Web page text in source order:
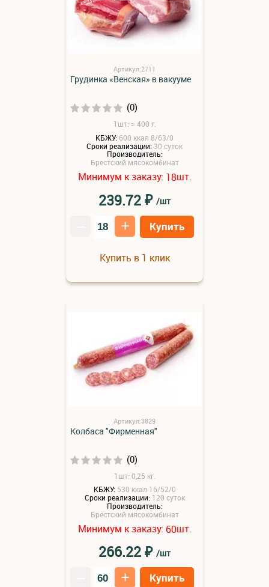
Артикул:2711
Грудинка «Венская» в вакууме
(0)
1шт: ≈ 400 г.
КБЖУ: 600 ккал 8/63/0
Сроки реализации: 30 суток
Производитель:
Брестский мясокомбинат
Минимум к заказу: 18шт.
239.72₽ /шт
+ Купить
Купить в 1 клик
Артикул:3829
Колбаса "Фирменная"
(0)
1шт: 0,25 кг.
КБЖУ: 530 ккал 16/52/0
Сроки реализации: 120 суток
Производитель:
Брестский мясокомбинат
Минимум к заказу: 60шт.
266.22₽ /шт
+ Купить